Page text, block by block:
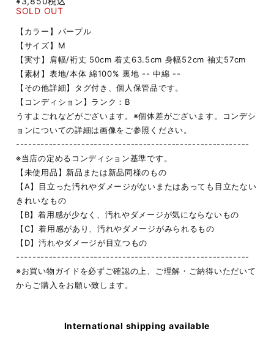
SOLD OUT
【カラー】パープル
【サイズ】M
【実寸】肩幅/裄丈 50cm 着丈63.5cm 身幅52cm 袖丈57cm
【素材】表地/本体 綿100% 裏地 -- 中綿 --
【その他詳細】タグ付き、個人保管品です。
【コンディション】ランク：B
うすよごれなどがございます。※個体差がございます。コンデシ
ョンについての詳細は画像をご参照ください。
---------------------------------------------------------
※当店の定めるコンディション基準です。
【未使用品】新品または新品同様のもの
【A】目立った汚れやダメージがないまたはあっても目立たない
きれいなもの
【B】着用感が少なく、汚れやダメージが気にならないもの
【C】着用感があり、汚れやダメージがみられるもの
【D】汚れやダメージが目立つもの
---------------------------------------------------------
※お買い物ガイドを必ずご確認の上、ご理解・ご納得いただいて
からご購入をお願い致します。
International shipping available